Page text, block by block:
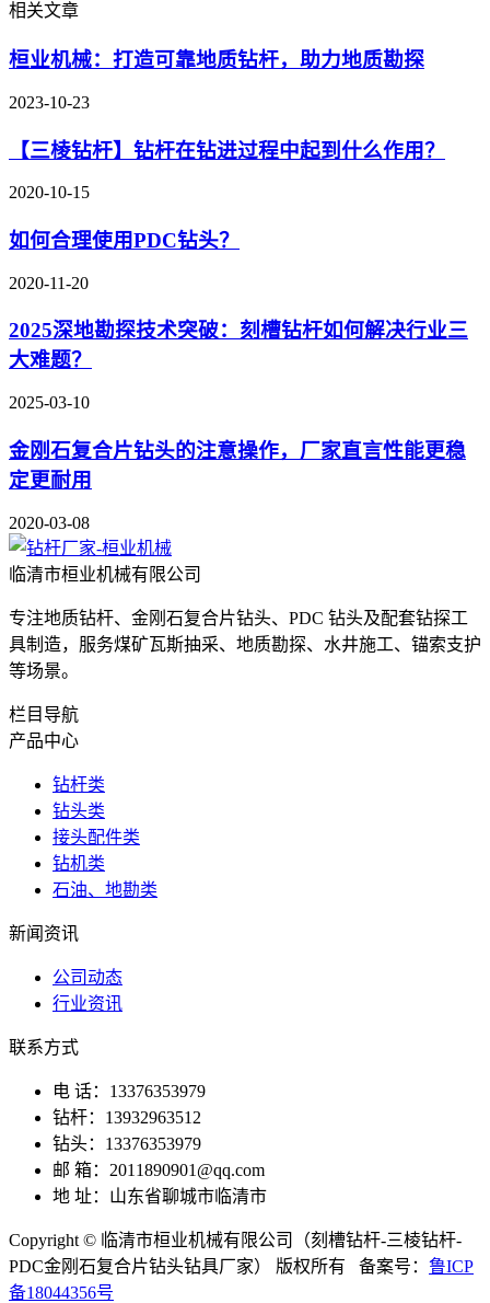
相关文章
桓业机械：打造可靠地质钻杆，助力地质勘探
2023-10-23
【三棱钻杆】钻杆在钻进过程中起到什么作用？
2020-10-15
如何合理使用PDC钻头？
2020-11-20
2025深地勘探技术突破：刻槽钻杆如何解决行业三
大难题？
2025-03-10
金刚石复合片钻头的注意操作，厂家直言性能更稳
定更耐用
2020-03-08
临清市桓业机械有限公司
专注地质钻杆、金刚石复合片钻头、PDC 钻头及配套钻探工
具制造，服务煤矿瓦斯抽采、地质勘探、水井施工、锚索支护
等场景。
栏目导航
产品中心
钻杆类
钻头类
接头配件类
钻机类
石油、地勘类
新闻资讯
公司动态
行业资讯
联系方式
电 话：13376353979
钻杆：13932963512
钻头：13376353979
邮 箱：2011890901@qq.com
地 址：山东省聊城市临清市
Copyright © 临清市桓业机械有限公司（刻槽钻杆-三棱钻杆-
PDC金刚石复合片钻头钻具厂家） 版权所有 备案号： 鲁ICP
备18044356号